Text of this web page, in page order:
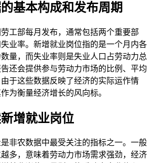
基本构成和发布周期
工部每月发布，通常包括两个重要部
业率。新增就业岗位指的是一个月内各
量，而失业率则是失业人口占劳动力总
还会提供参与劳动力市场的比例、平均
于这些数据反映了经济的实际运作情
为衡量经济增长的风向标。
增就业岗位
非农数据中最受关注的指标之一。一般
多，意味着劳动力市场需求强劲，经济